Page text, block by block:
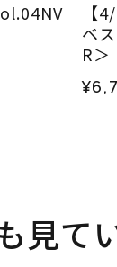
【
ベ
R＞
見て